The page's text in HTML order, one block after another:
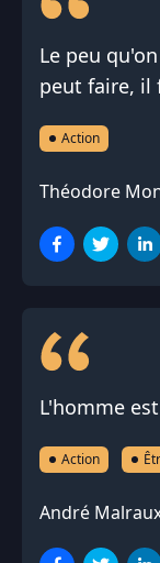
Le peu
peut faire, il
Action
Théodore
L'homme
Action
André